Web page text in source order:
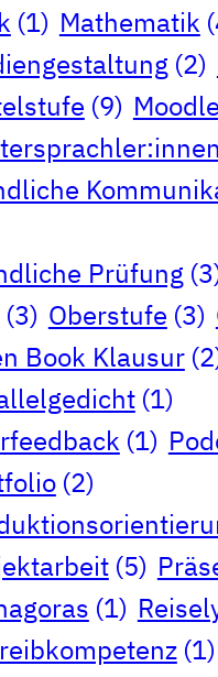
(1) Mathematik
(2)
(9) Moodle
Prüfung
(3) Oberstufe (3)
Book Klausur
(1)
(1)
(2)
(5)
(1)
(1)